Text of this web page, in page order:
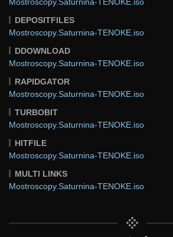
DEPOSITFILES
Mostroscopy.Saturnina-TENOKE.iso
DDOWNLOAD
Mostroscopy.Saturnina-TENOKE.iso
RAPIDGATOR
Mostroscopy.Saturnina-TENOKE.iso
TURBOBIT
Mostroscopy.Saturnina-TENOKE.iso
HITFILE
Mostroscopy.Saturnina-TENOKE.iso
MULTI LINKS
Mostroscopy.Saturnina-TENOKE.iso